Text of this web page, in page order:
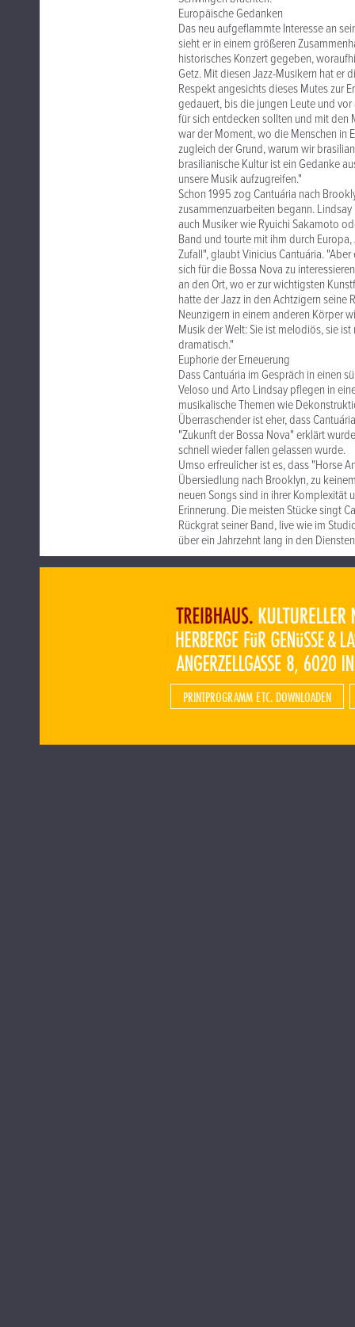
Europäische Gedanken
Das neu aufgeflammte Interesse an
sieht er in einem größeren
historisches Konzert gegeben,
Getz. Mit diesen Jazz-Musikern hat er
Respekt angesichts dieses Mutes zur
gedauert, bis die jungen Leute und
für sich entdecken sollten und mit den
war der Moment, wo die Menschen in
zugleich der Grund, warum wir
brasilianische Kultur ist ein Gedanke
unsere Musik aufzugreifen."
Schon 1995 zog Cantuária nach
zusammenzuarbeiten begann.
auch Musiker wie Ryuichi Sakamoto
Band und tourte mit ihm durch
Zufall", glaubt Vinicius Cantuária.
sich für die Bossa Nova zu
an den Ort, wo er zur wichtigsten
hatte der Jazz in den Achtzigern seine
Neunzigern in einem anderen Körper
Musik der Welt: Sie ist melodiös, sie
dramatisch."
Euphorie der Erneuerung
Dass Cantuária im Gespräch in einen
Veloso und Arto Lindsay pflegen in
musikalische Themen wie
Überraschender ist eher, dass
"Zukunft der Bossa Nova" erklärt
schnell wieder fallen gelassen wurde.
Umso erfreulicher ist es, dass "Horse
Übersiedlung nach Brooklyn, zu
neuen Songs sind in ihrer Komplexität
Erinnerung. Die meisten Stücke singt
Rückgrat seiner Band, live wie im
über ein Jahrzehnt lang in den
PRINTPROGRAMM ETC. DOWNLOADEN